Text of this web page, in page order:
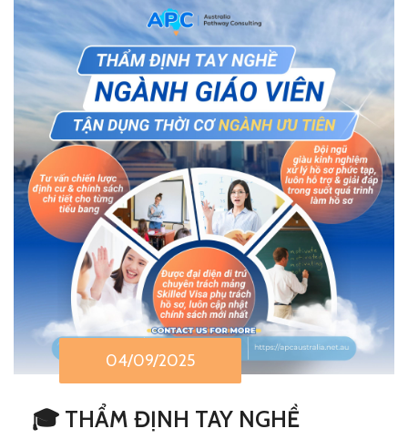
04/09/2025
🎓 THẨM ĐỊNH TAY NGHỀ